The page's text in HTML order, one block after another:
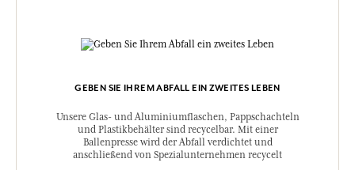
GEBEN SIE IHREM ABFALL EIN ZWEITES LEBEN
Unsere Glas- und Aluminiumflaschen, Pappschachteln
und Plastikbehälter sind recycelbar. Mit einer
Ballenpresse wird der Abfall verdichtet und
anschließend von Spezialunternehmen recycelt